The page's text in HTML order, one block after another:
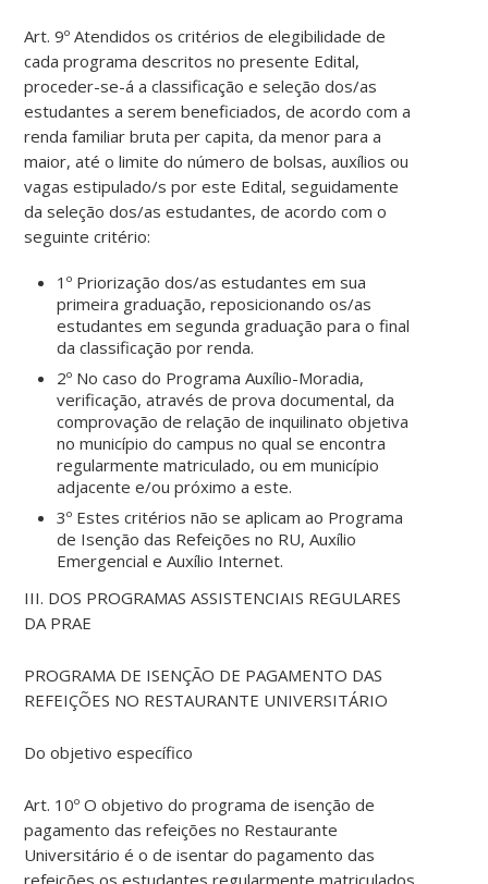
Art. 9º Atendidos os critérios de elegibilidade de
cada programa descritos no presente Edital,
proceder-se-á a classificação e seleção dos/as
estudantes a serem beneficiados, de acordo com a
renda familiar bruta per capita, da menor para a
maior, até o limite do número de bolsas, auxílios ou
vagas estipulado/s por este Edital, seguidamente
da seleção dos/as estudantes, de acordo com o
seguinte critério:
1º Priorização dos/as estudantes em sua
primeira graduação, reposicionando os/as
estudantes em segunda graduação para o final
da classificação por renda.
2º No caso do Programa Auxílio-Moradia,
verificação, através de prova documental, da
comprovação de relação de inquilinato objetiva
no município do campus no qual se encontra
regularmente matriculado, ou em município
adjacente e/ou próximo a este.
3º Estes critérios não se aplicam ao Programa
de Isenção das Refeições no RU, Auxílio
Emergencial e Auxílio Internet.
III. DOS PROGRAMAS ASSISTENCIAIS REGULARES
DA PRAE
PROGRAMA DE ISENÇÃO DE PAGAMENTO DAS
REFEIÇÕES NO RESTAURANTE UNIVERSITÁRIO
Do objetivo específico
Art. 10º O objetivo do programa de isenção de
pagamento das refeições no Restaurante
Universitário é o de isentar do pagamento das